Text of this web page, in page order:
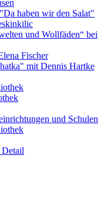
haben wir den Salat"
und Wollfäden“ bei
Fischer
mit Dennis Hartke
und Schulen